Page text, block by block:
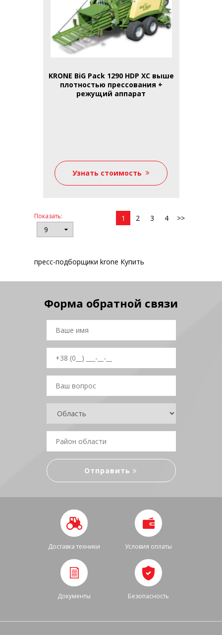
KRONE BiG Pack 1290 HDP XC выше
плотностью прессования +
режущий аппарат
Узнать стоимость
1 2 3 4 >>
Показать:
пресс-подборщики krone Купить
Форма обратной связи
Доставка техники Условия оплаты
Документы Безопасность